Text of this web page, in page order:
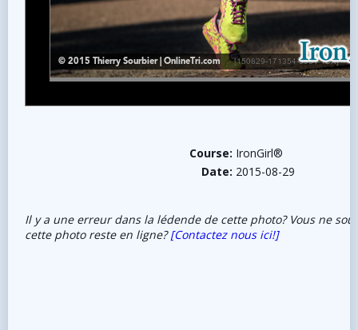
Course: IronGirl®
Date: 2015-08-29
Il y a une erreur dans la lédende de cette photo? Vous ne
cette photo reste en ligne?[Contactez nous ici!]